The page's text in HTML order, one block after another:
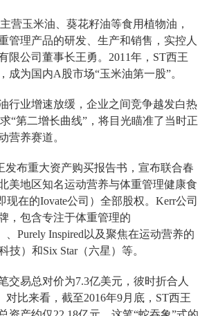
营玉米油、葵花籽油等食用植物油，
管理产品的研发、生产和销售，实控人
限公司董事长王勇。2011年，ST西王
成为国内A股市场“玉米油第一股”。
行业增速放缓，企业之间竞争越发白热
“第二增长曲线”，将目光瞄准了当时正
营养赛道。
发布重大资产购买报告书，宣布联合春
美地区知名运动营养与体重管理健康食
现在的Iovate公司）全部股权。Kerr公司
，包含专注于体重管理的
、Purely Inspired以及聚焦在运动营养的
技）和Six Star（六星）等。
交易总对价为7.3亿美元，彼时折合人
对比来看，截至2016年9月底，ST西王